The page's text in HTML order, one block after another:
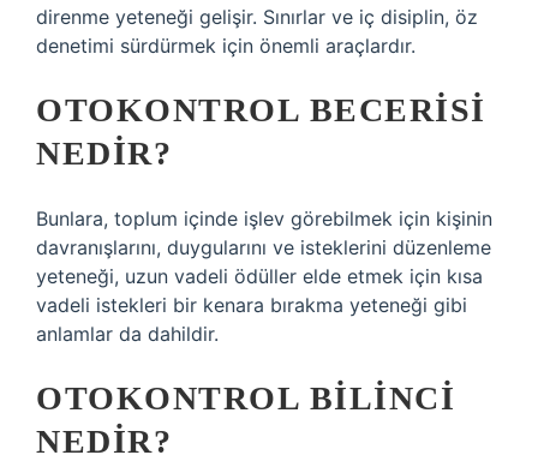
direnme yeteneği gelişir. Sınırlar ve iç disiplin, öz
denetimi sürdürmek için önemli araçlardır.
OTOKONTROL BECERISI
NEDIR?
Bunlara, toplum içinde işlev görebilmek için kişinin
davranışlarını, duygularını ve isteklerini düzenleme
yeteneği, uzun vadeli ödüller elde etmek için kısa
vadeli istekleri bir kenara bırakma yeteneği gibi
anlamlar da dahildir.
OTOKONTROL BILINCI
NEDIR?